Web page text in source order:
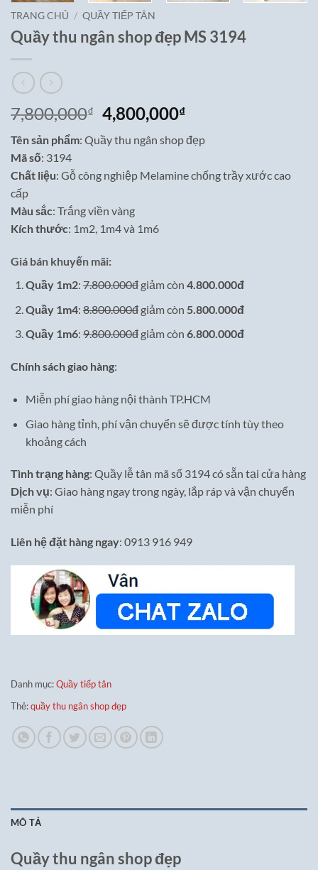
TRANG CHỦ / QUẦY TIẾP TÂN
Quầy thu ngân shop đẹp MS 3194
7,800,000₫ Giá
gốc
là:
4,800,000₫Giá
tại
4,800,000₫.
Tên sản phẩm: Quầy thu ngân shop đẹp
Mã số: 3194
Chất liệu: Gỗ công nghiệp Melamine chống trầy xước cao
cấp
Màu sắc: Trắng viền vàng
Kích thước: 1m2, 1m4 và 1m6
Giá bán khuyến mãi:
Quầy 1m2:7.800.000đgiảm còn 4.800.000đ
Quầy 1m4:8.800.000đgiảm còn 5.800.000đ
Quầy 1m6:9.800.000đgiảm còn 6.800.000đ
Chính sách giao hàng:
Miễn phí giao hàng nội thành TP.HCM
Giao hàng tỉnh, phí vận chuyển sẽ được tính tùy theo
khoảng cách
Tình trạng hàng: Quầy lễ tân mã số 3194 có sẵn tại cửa hàng
Dịch vụ: Giao hàng ngay trong ngày, lắp ráp và vận chuyển
miễn phí
Liên hệ đặt hàng ngay: 0913 916 949
Danh mục:Quầy tiếp tân
Thẻ:quầy thu ngân shop đẹp
MÔ TẢ
Quầy thu ngân shop đẹp